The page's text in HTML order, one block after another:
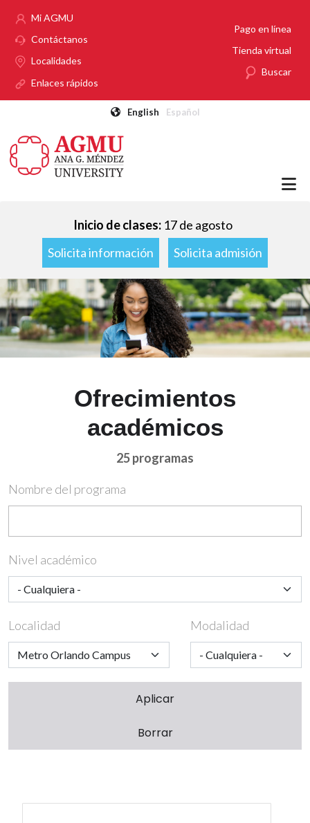
Mi AGMU
Contáctanos
Localidades
Enlaces rápidos
Pago en línea
Tienda virtual
Buscar
English Español
Inicio de clases: 17 de agosto
Solicita información
Solicita admisión
Ofrecimientos
académicos
25 programas
Nombre del programa
Nivel académico
Localidad Modalidad